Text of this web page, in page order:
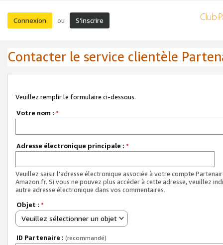
Connexion ou S’inscrire
Contacter le service clientèle
Veuillez remplir le formulaire ci-dessous.
Votre nom : *
Adresse électronique principale : *
Veuillez saisir l'adresse électronique associée à votre compte
Amazon.fr. Si vous ne pouvez plus accéder à cette adresse, veuillez
autre adresse électronique dans vos commentaires.
Objet : *
Veuillez sélectionner un objet
ID Partenaire : (recommandé)